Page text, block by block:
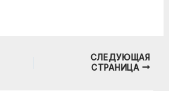
СЛЕДУЮЩАЯ
СТРАНИЦА